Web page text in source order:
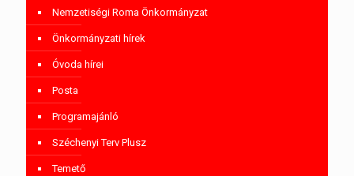
Nemzetiségi Roma Önkormányzat
Önkormányzati hírek
Óvoda hírei
Posta
Programajánló
Széchenyi Terv Plusz
Temető